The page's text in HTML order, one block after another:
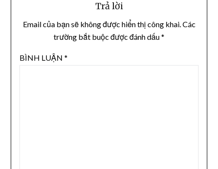
Trả lời
Email của bạn sẽ không được hiển thị công khai.Các
trường bắt buộc được đánh dấu*
BÌNH LUẬN *